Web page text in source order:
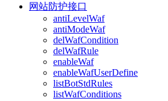
网站防护接口
antiLevelWaf
antiModeWaf
delWafCondition
delWafRule
enableWaf
enableWafUserDefine
listBotStdRules
listWafConditions